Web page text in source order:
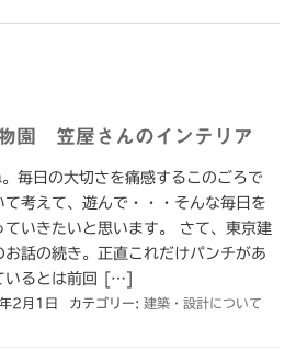
園 笠屋さんのインテリア
毎日の大切さを痛感するこのごろで
て考えて、遊んで・・・そんな毎日を
ていきたいと思います。 さて、東京建
お話の続き。正直これだけパンチがあ
いるとは前回 […]
2月1日 カテゴリー: 建築・設計について